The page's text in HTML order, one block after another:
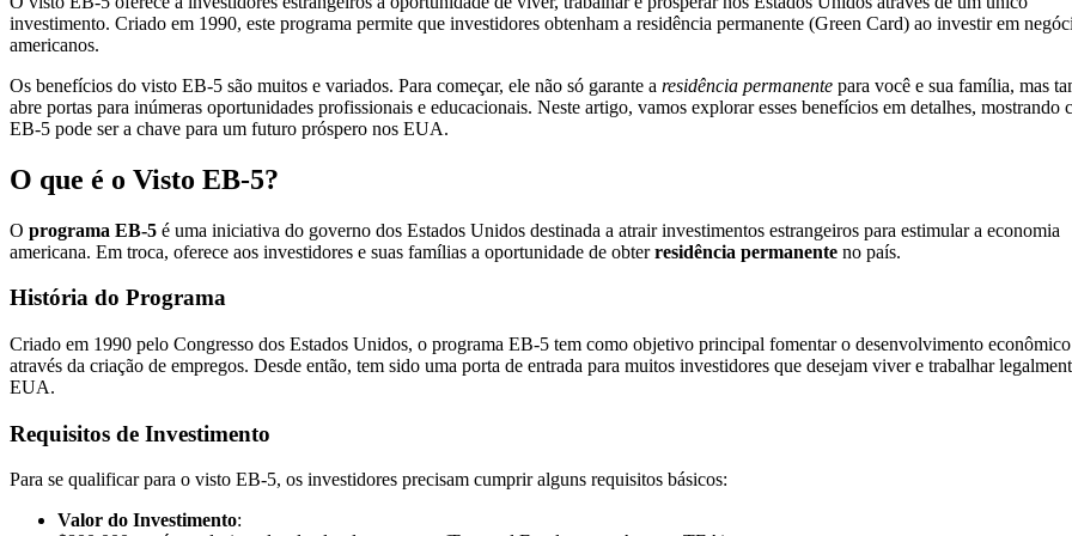
investimento. Criado em 1990, este programa permite que investidores obtenham a residência permanente (Green Card) ao investir em
americanos.
Os benefícios do visto EB-5 são muitos e variados. Para começar, ele não só garante a residência permanente para você e sua família, mas
abre portas para inúmeras oportunidades profissionais e educacionais. Neste artigo, vamos explorar esses benefícios em detalhes, mostrando
EB-5 pode ser a chave para um futuro próspero nos EUA.
O que é o Visto EB-5?
O programa EB-5 é uma iniciativa do governo dos Estados Unidos destinada a atrair investimentos estrangeiros para estimular a economia
americana. Em troca, oferece aos investidores e suas famílias a oportunidade de obterresidência permanente no país.
História do Programa
Criado em 1990 pelo Congresso dos Estados Unidos, o programa EB-5 tem como objetivo principal fomentar o desenvolvimento econômico
através da criação de empregos. Desde então, tem sido uma porta de entrada para muitos investidores que desejam viver e trabalhar
EUA.
Requisitos de Investimento
Para se qualificar para o visto EB-5, os investidores precisam cumprir alguns requisitos básicos:
Valor do Investimento: